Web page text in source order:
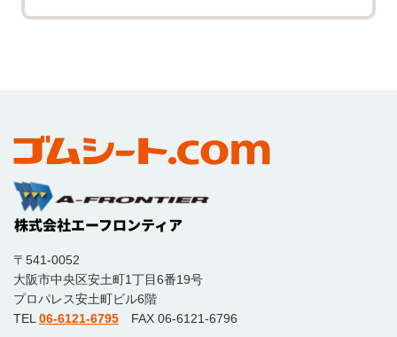
〒541-0052
大阪市中央区安土町1丁目6番19号
プロパレス安土町ビル6階
TEL06-6121-6795 FAX 06-6121-6796